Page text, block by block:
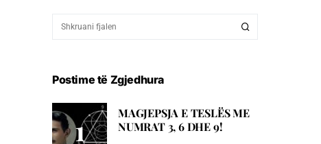
Postime të Zgjedhura
MAGJEPSJA E TESLËS ME
NUMRAT 3, 6 DHE 9!